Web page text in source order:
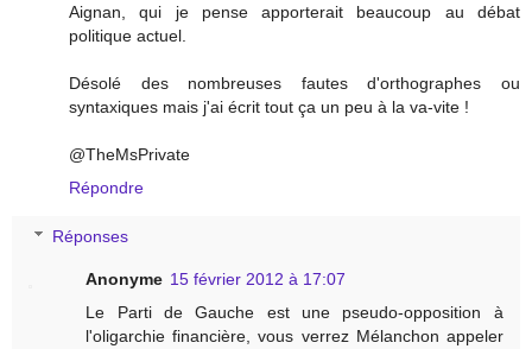
Aignan, qui je pense apporterait beaucoup au débat
politique actuel.
Désolé des nombreuses fautes d'orthographes ou
syntaxiques mais j'ai écrit tout ça un peu à la va-vite !
@TheMsPrivate
Répondre
Réponses
Anonyme 15 février 2012 à 17:07
Le Parti de Gauche est une pseudo-opposition à
l'oligarchie financière, vous verrez Mélanchon appeler